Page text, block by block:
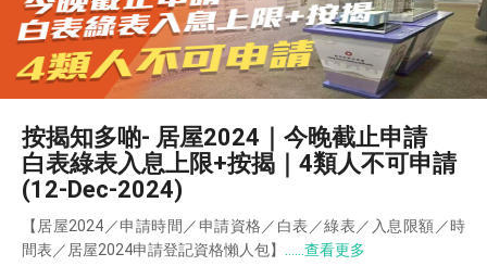
按揭知多啲- 居屋2024｜今晚截止申請
白表綠表入息上限+按揭｜4類人不可申請
(12-Dec-2024)
【居屋2024／申請時間／申請資格／白表／綠表／入息限額／時
間表／居屋2024申請登記資格懶人包】 ……查看更多